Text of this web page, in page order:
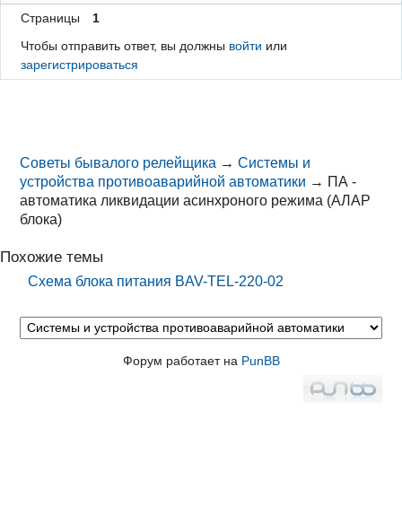
Страницы
1
Чтобы отправить ответ, вы должны войти или
зарегистрироваться
Советы бывалого релейщика →Системы и
устройства противоаварийной автоматики → ПА -
автоматика ликвидации асинхроного режима (АЛАР
блока)
Похожие темы
Схема блока питания BAV-TEL-220-02
Форум работает на PunBB